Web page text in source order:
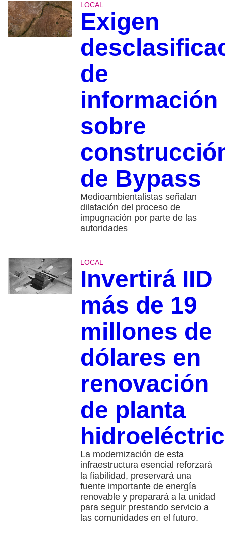
LOCAL
Exigen
de
información
sobre
de Bypass
Medioambientalistas señalan
dilatación del proceso de
impugnación por parte de las
autoridades
LOCAL
Invertirá IID
más de 19
millones de
dólares en
renovación
de planta
La modernización de esta
infraestructura esencial reforzará
la fiabilidad, preservará una
fuente importante de energía
renovable y preparará a la unidad
para seguir prestando servicio a
las comunidades en el futuro.